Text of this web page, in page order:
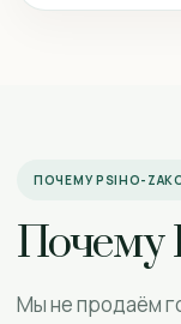
ПОЧЕМУ PSIHO-
Почему
Мы не продаём